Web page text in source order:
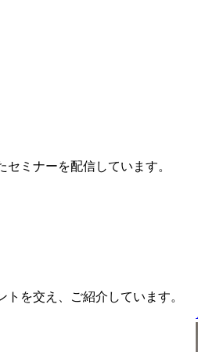
ミナーを配信しています。
を交え、ご紹介しています。